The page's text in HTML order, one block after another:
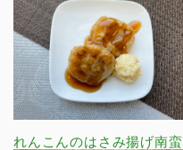
れんこんのはさみ揚げ南蛮